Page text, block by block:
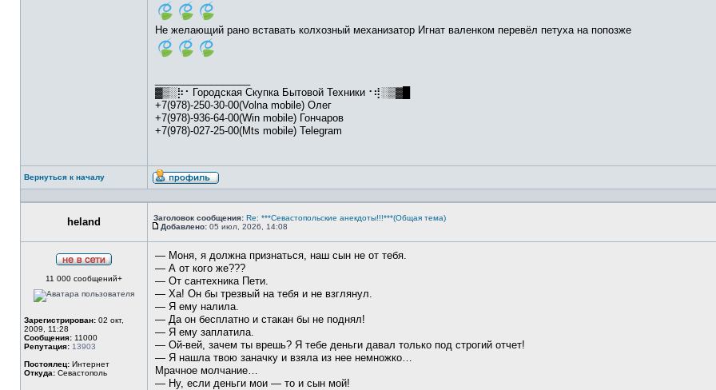
Не желающий рано вставать колхозный механизатор Игнат валенком перевёл петуха на попозже
▓▒░⡷⠂Городская Скупка Бытовой Техники⠐⢾░▒▓█
+7(978)-250-30-00(Volna mobile) Олег
+7(978)-936-64-00(Win mobile) Гончаров
+7(978)-027-25-00(Mts mobile) Telegram
Вернуться к началу
Профиль
heland Заголовок сообщения: Re: ***Севастопольские анекдоты!!!***(Общая тема)
Сообщение
Добавлено: 05 июл, 2026, 14:08
в
11 000 сообщений+
Зарегистрирован: 02 окт,
2009, 11:28
Сообщения: 11000
Репутация: 13903
Постоялец: Интернет
Откуда: Севастополь
— Моня, я должна признаться, наш сын не от тебя.
— А от кого же???
— От сантехника Пети.
— Ха! Он бы трезвый на тебя и не взглянул.
— Я ему налила.
— Да он бесплатно и стакан бы не поднял!
— Я ему заплатила.
— Ой-вей, зачем ты врешь? Я тебе деньги давал только под строгий отчет!
— Я нашла твою заначку и взяла из нее немножко…
Мрачное молчание…
— Ну, если деньги мои — то и сын мой!